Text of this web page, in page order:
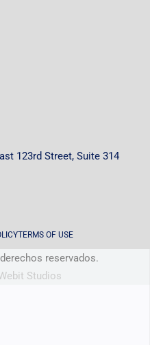
123rd Street, Suite 314
TERMS OF USE
reservados.
Studios